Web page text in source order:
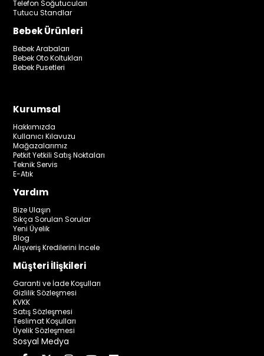
Telefon Soğutucuları
Tutucu Standlar
Bebek Ürünleri
Bebek Arabaları
Bebek Oto Koltukları
Bebek Pusetleri
Kurumsal
Hakkımızda
Kullanıcı Kılavuzu
Mağazalarımız
Petkit Yetkili Satış Noktaları
Teknik Servis
E-Atık
Yardım
Bize Ulaşın
Sıkça Sorulan Sorular
Yeni Üyelik
Blog
Alışveriş Kredilerini İncele
Müşteri İlişkileri
Garanti ve İade Koşulları
Gizlilik Sözleşmesi
KVKK
Satış Sözleşmesi
Teslimat Koşulları
Üyelik Sözleşmesi
Sosyal Medya